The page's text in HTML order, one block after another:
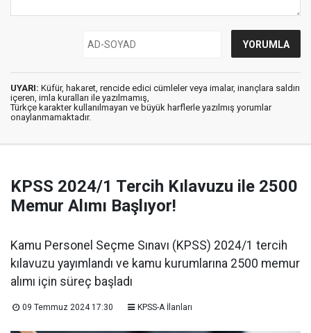
UYARI: Küfür, hakaret, rencide edici cümleler veya imalar, inançlara saldırı
içeren, imla kuralları ile yazılmamış,
Türkçe karakter kullanılmayan ve büyük harflerle yazılmış yorumlar
onaylanmamaktadır.
KPSS 2024/1 Tercih Kılavuzu ile 2500
Memur Alımı Başlıyor!
Kamu Personel Seçme Sınavı (KPSS) 2024/1 tercih
kılavuzu yayımlandı ve kamu kurumlarına 2500 memur
alımı için süreç başladı
09 Temmuz 2024 17:30 KPSS-A İlanları